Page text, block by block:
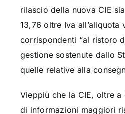
rilascio della nuova CIE
13,76 oltre Iva all’aliquota
corrispondenti “al ristoro
gestione sostenute dallo
quelle relative alla
Vieppiù che la CIE, oltre a
di informazioni maggiori